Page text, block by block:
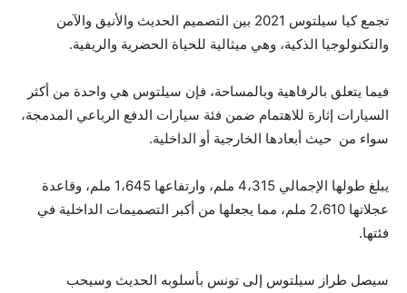
تجمع كيا سيلتوس 2021 بين التصميم الحديث والأنيق والآمن
والتكنولوجيا الذكية، وهي ميثالية للحياة الحضرية والريفية.
فيما يتعلق بالرفاهية وبالمساحة، فإن سيلتوس هي واحدة من أكثر
السيارات إثارة للاهتمام ضمن فئة سيارات الدفع الرباعي المدمجة،
سواء من حيث أبعادها الخارجية أو الداخلية.
يبلغ طولها الإجمالي 4،315 ملم، وارتفاعها 1،645 ملم، وقاعدة
عجلاتها 2،610 ملم، مما يجعلها من أكبر التصميمات الداخلية في
فئتها.
سيصل طراز سيلتوس إلى تونس بأسلوبه الحديث وسيحب